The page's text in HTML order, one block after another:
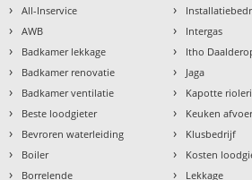
› All-Inservice
› AWB
› Badkamer lekkage
› Badkamer renovatie
› Badkamer ventilatie
› Beste loodgieter
› Bevroren waterleiding
› Boiler
› Borrelende
›
› Intergas
› Itho
› Jaga
› Kapotte
› Keuken
› Klusbedrijf
› Kosten
› Lekkage